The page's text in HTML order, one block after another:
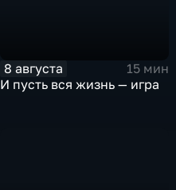
8 августа
15 мин
И пусть вся жизнь — игра